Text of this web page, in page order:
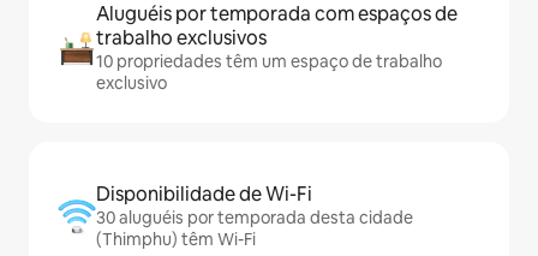
Aluguéis por temporada com espaços de
trabalho exclusivos
10 propriedades têm um espaço de trabalho
exclusivo
Disponibilidade de Wi-Fi
30 aluguéis por temporada desta cidade
(Thimphu) têm Wi-Fi